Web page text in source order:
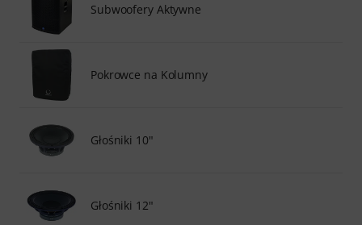
Subwoofery Aktywne
Pokrowce na Kolumny
Głośniki 10"
Głośniki 12"